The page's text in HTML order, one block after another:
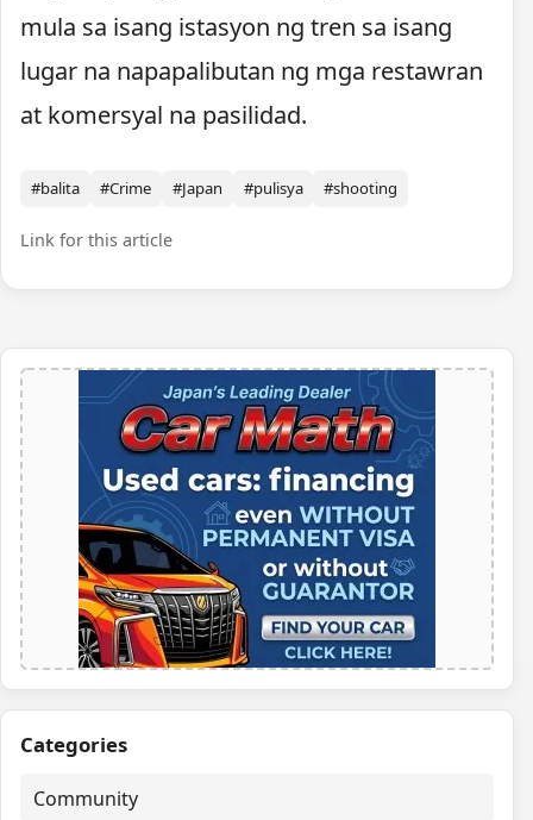
mula sa isang istasyon ng tren sa isang
lugar na napapalibutan ng mga restawran
at komersyal na pasilidad.
#balita #Crime #Japan #pulisya #shooting
Link for this article
Categories
Community